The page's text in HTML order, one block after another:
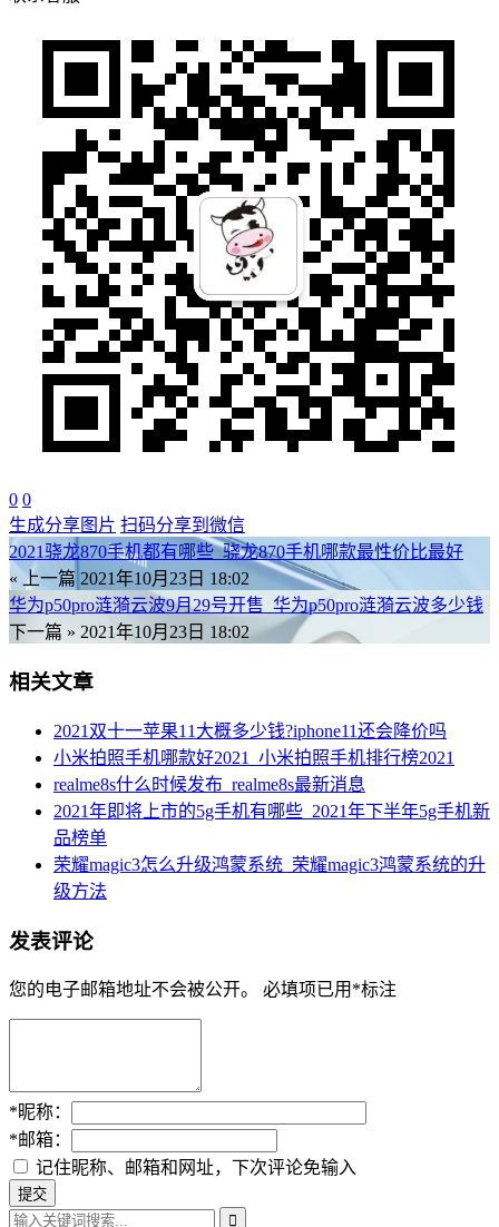
0 0
生成分享图片 扫码分享到微信
2021骁龙870手机都有哪些_骁龙870手机哪款最性价比最好
« 上一篇 2021年10月23日 18:02
华为p50pro涟漪云波9月29号开售_华为p50pro涟漪云波多少钱
下一篇 » 2021年10月23日 18:02
相关文章
2021双十一苹果11大概多少钱?iphone11还会降价吗
小米拍照手机哪款好2021_小米拍照手机排行榜2021
realme8s什么时候发布_realme8s最新消息
2021年即将上市的5g手机有哪些_2021年下半年5g手机新
品榜单
荣耀magic3怎么升级鸿蒙系统_荣耀magic3鸿蒙系统的升
级方法
发表评论
您的电子邮箱地址不会被公开。 必填项已用 *标注
*昵称：
*邮箱：
记住昵称、邮箱和网址，下次评论免输入